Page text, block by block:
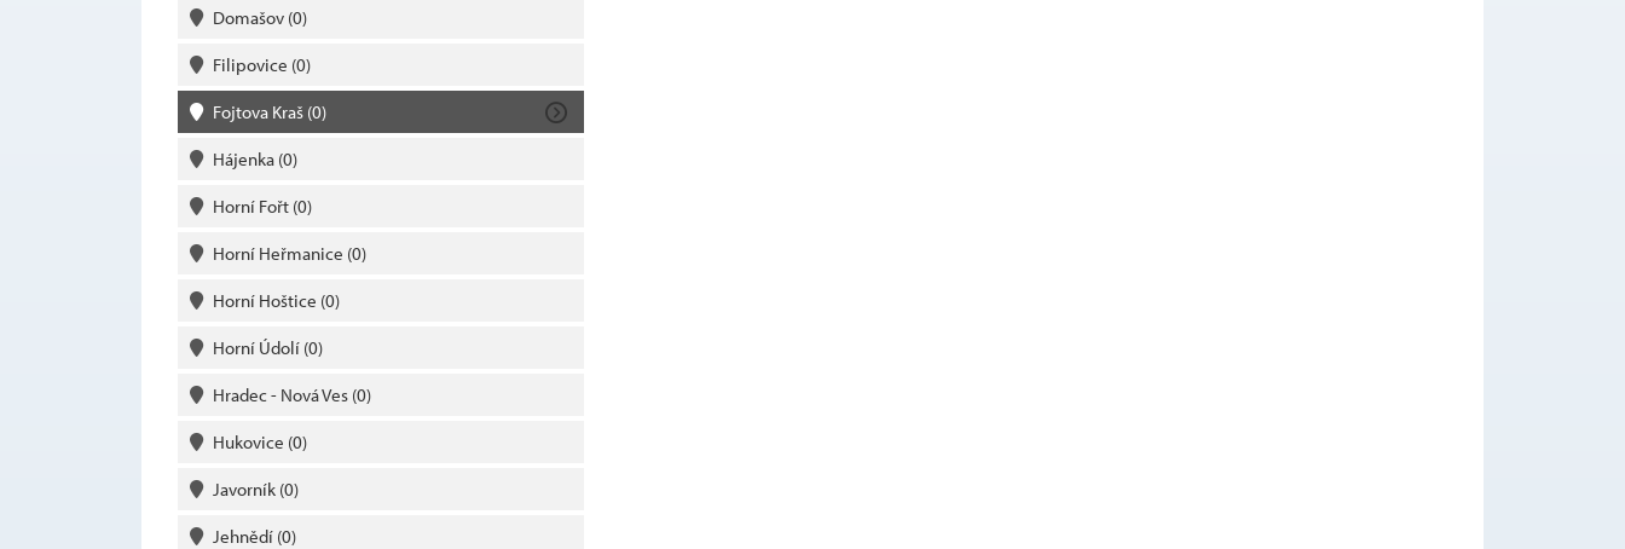
Domašov (0)
Filipovice (0)
Fojtova Kraš (0)
Hájenka (0)
Horní Fořt (0)
Horní Heřmanice (0)
Horní Hoštice (0)
Horní Údolí (0)
Hradec - Nová Ves (0)
Hukovice (0)
Javorník (0)
Jehnědí (0)